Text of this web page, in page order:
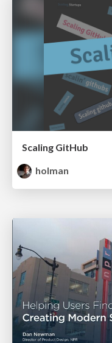
Scaling GitHub
holman